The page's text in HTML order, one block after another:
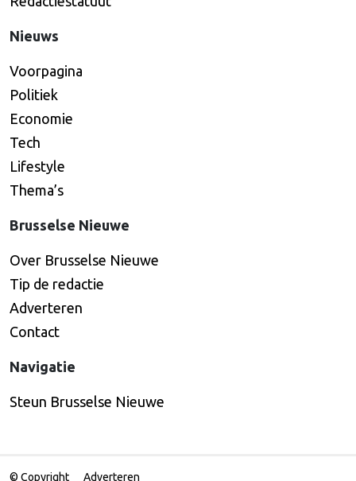
Nieuws
Voorpagina
Politiek
Economie
Tech
Lifestyle
Thema’s
Brusselse Nieuwe
Over Brusselse Nieuwe
Tip de redactie
Adverteren
Contact
Navigatie
Steun Brusselse Nieuwe
© Copyright Adverteren